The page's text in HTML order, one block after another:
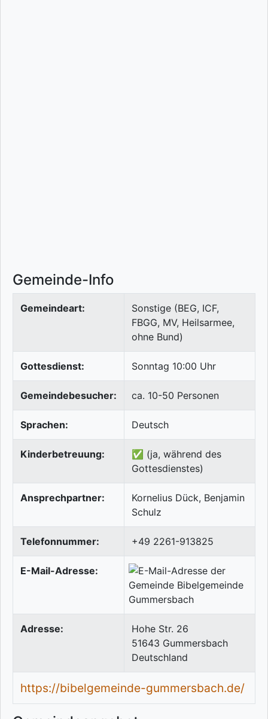
Gemeinde-Info
Gemeindeart:
Sonstige (BEG, ICF,
FBGG, MV, Heilsarmee,
ohne Bund)
Gottesdienst: Sonntag 10:00 Uhr
Gemeindebesucher: ca. 10-50 Personen
Sprachen: Deutsch
Kinderbetreuung:
✅ (ja, während des
Gottesdienstes)
Ansprechpartner:
Kornelius Dück, Benjamin
Schulz
Telefonnummer: +49 2261-913825
E-Mail-Adresse:
Adresse:
Hohe Str. 26
51643 Gummersbach
Deutschland
https://bibelgemeinde-gummersbach.de/